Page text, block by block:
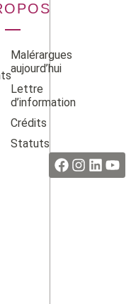
Malérargues
aujourd’hui
Lettre
d’information
Crédits
Statuts